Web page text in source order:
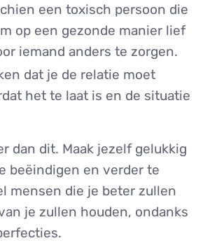
een toxisch persoon die
op een gezonde manier lief
iemand anders te zorgen.
dat je de relatie moet
het te laat is en de situatie
dan dit. Maak jezelf gelukkig
beëindigen en verder te
mensen die je beter zullen
je zullen houden, ondanks